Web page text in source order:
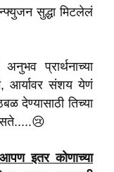
सुद्धा मिटलेलं
प्रार्थनाच्या
आर्यावर संशय येणं
देण्यासाठी तिच्या
आपण इतर कोणाच्या